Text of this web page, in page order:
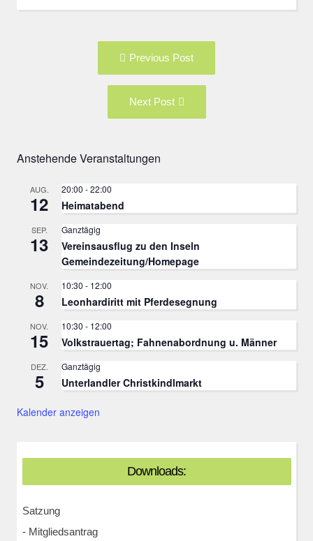
Previous Post
post:
Next Post
Post:
Anstehende Veranstaltungen
AUG.
12
20:00 -22:00
Heimatabend
SEP.
13
Ganztägig
Vereinsausflug zu den Inseln
Gemeindezeitung/Homepage
NOV.
8
10:30 - 12:00
Leonhardiritt mit Pferdesegnung
NOV.
15
10:30 - 12:00
Volkstrauertag; Fahnenabordnung u. Männer
DEZ.
5
Ganztägig
Unterlandler Christkindlmarkt
Kalender anzeigen
Downloads:
Satzung
- Mitgliedsantrag